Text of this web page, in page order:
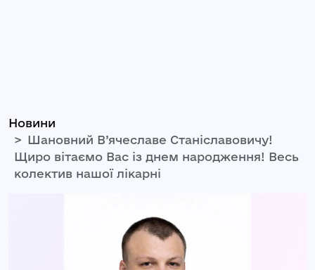
Новини
Шановний В’ячеславе Станіславовичу!
Щиро вітаємо Вас із днем народження! Весь
колектив нашої лікарні